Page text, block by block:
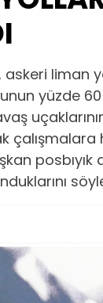
askeri liman
yüzde 60
çalışmalara
posbıyık